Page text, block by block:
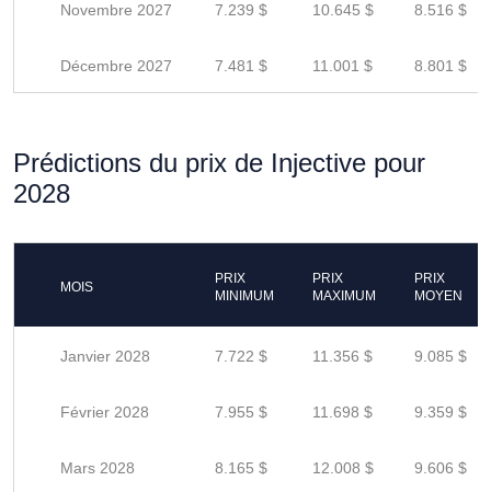
Novembre 2027 7.239 $ 10.645 $ 8.516 $
Décembre 2027 7.481 $ 11.001 $ 8.801 $
Prédictions du prix de Injective pour
2028
MOIS
PRIX
MINIMUM
PRIX
MAXIMUM
PRIX
MOYEN
Janvier 2028 7.722 $ 11.356 $ 9.085 $
Février 2028 7.955 $ 11.698 $ 9.359 $
Mars 2028 8.165 $ 12.008 $ 9.606 $